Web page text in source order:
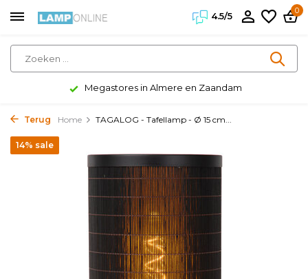
4.5/5
0
Megastores in Almere en Zaandam
Terug Home TAGALOG - Tafellamp - Ø 15 cm...
14% sale